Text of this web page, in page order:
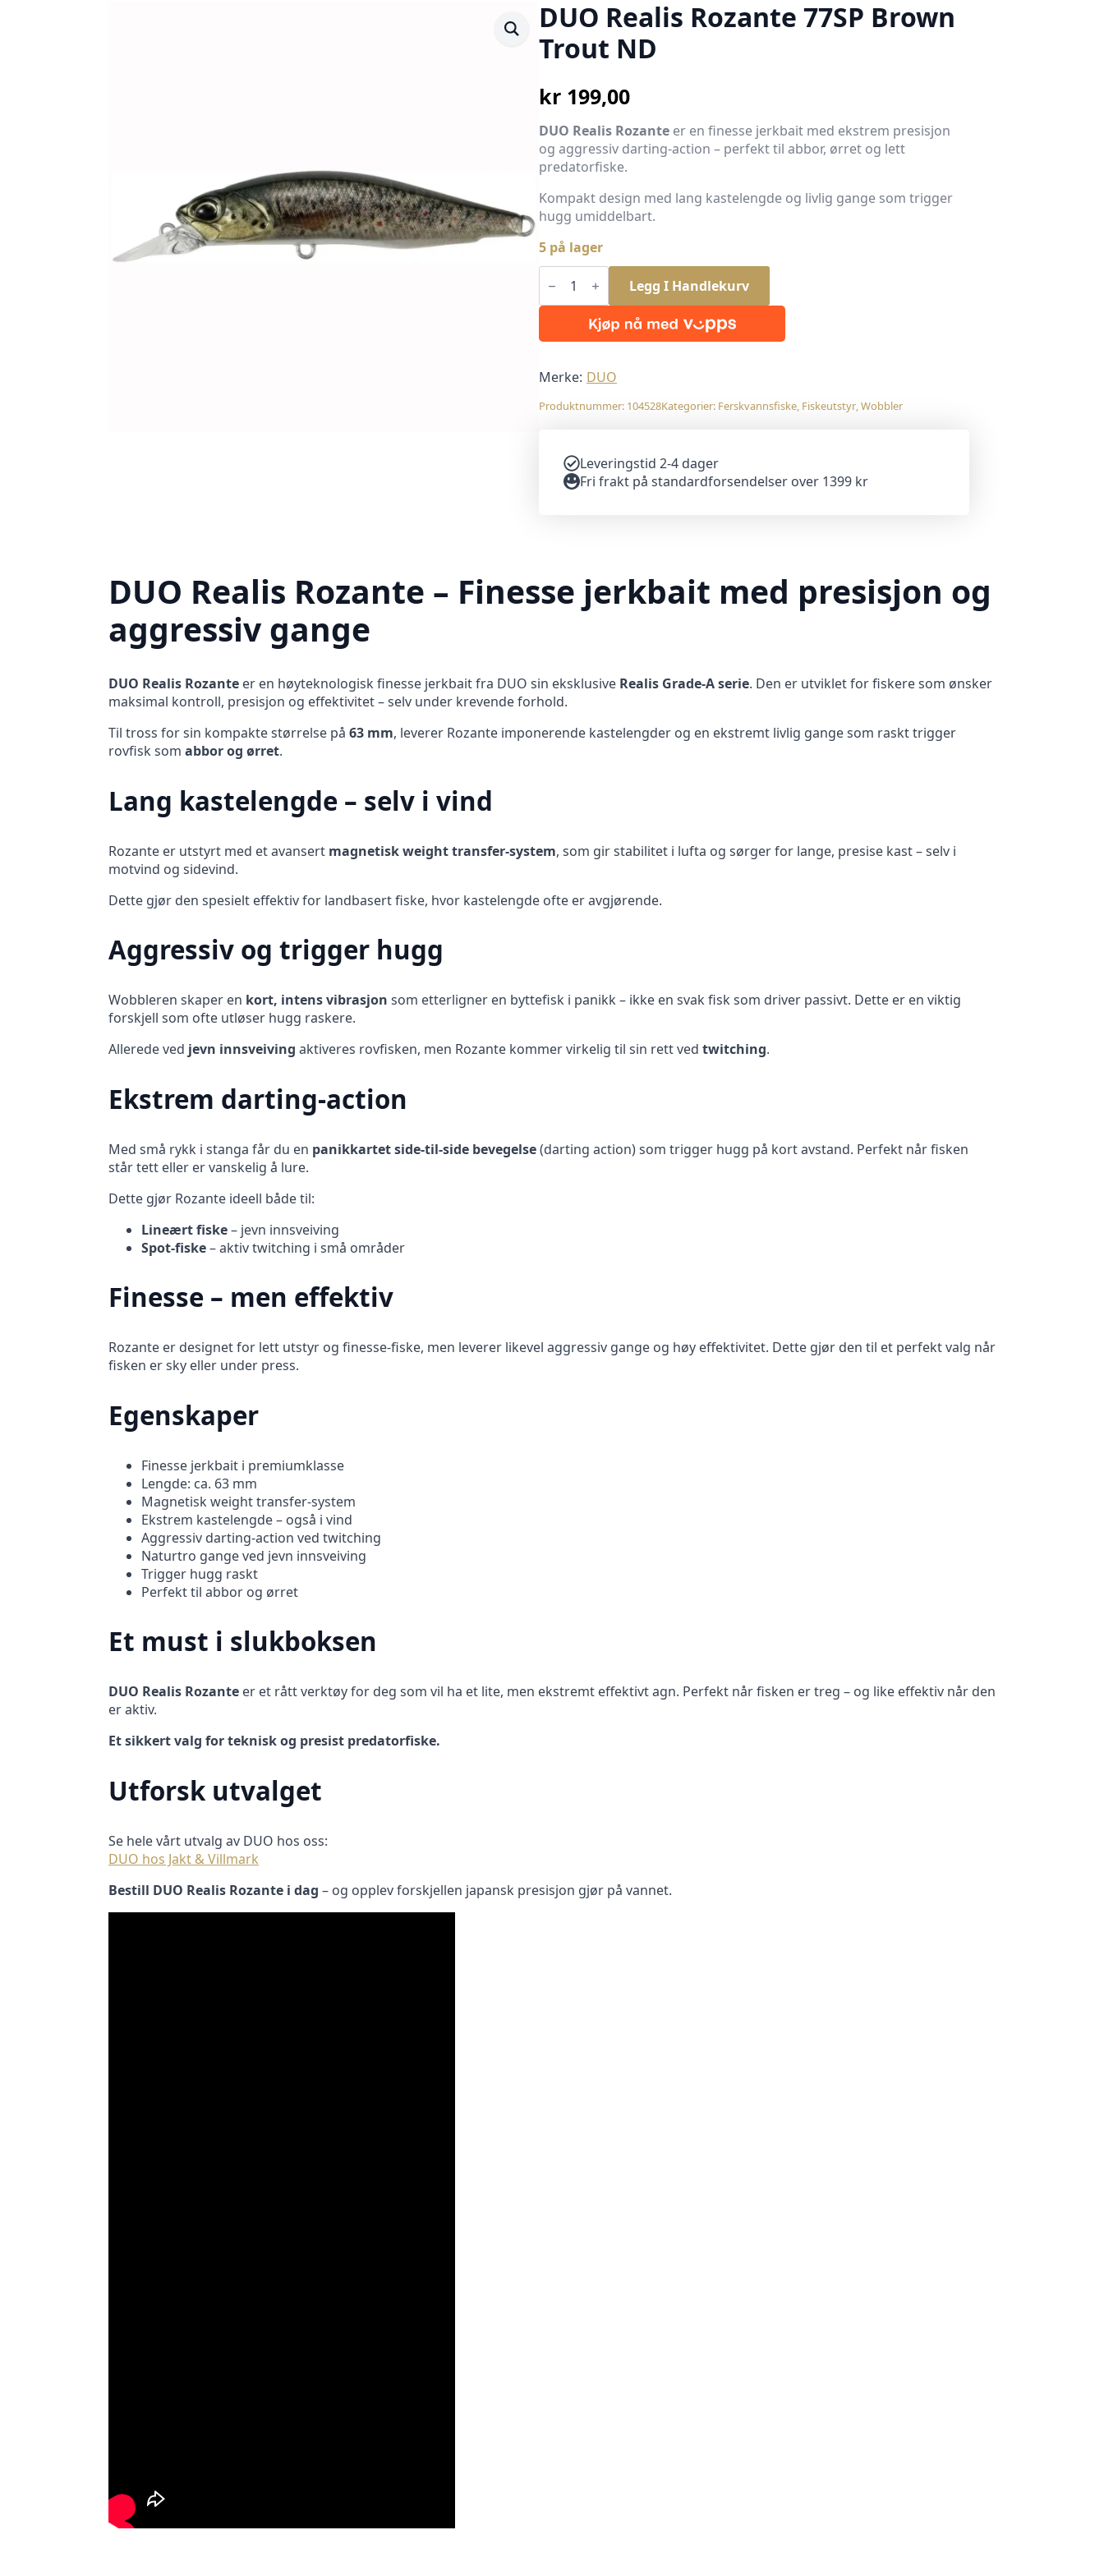
DUO Realis Rozante 77SP Brown
Trout ND
kr 199,00
DUO Realis Rozante er en finesse jerkbait med ekstrem presisjon
og aggressiv darting-action – perfekt til abbor, ørret og lett
predatorfiske.
Kompakt design med lang kastelengde og livlig gange som trigger
hugg umiddelbart.
5 på lager
DUO
Realis
77SP
Trout
Legg I Handlekurv
Merke: DUO
Produktnummer: 104528Kategorier: Ferskvannsfiske, Fiskeutstyr,Wobbler
Leveringstid 2-4 dager
Fri frakt på standardforsendelser over 1399 kr
DUO Realis Rozante – Finesse jerkbait med presisjon og
aggressiv gange
DUO Realis Rozante er en høyteknologisk finesse jerkbait fra DUO sin eksklusive Realis Grade-A serie. Den er utviklet for fiskere som ønsker
maksimal kontroll, presisjon og effektivitet – selv under krevende forhold.
Til tross for sin kompakte størrelse på 63 mm, leverer Rozante imponerende kastelengder og en ekstremt livlig gange som raskt trigger
rovfisk som abbor og ørret.
Lang kastelengde – selv i vind
Rozante er utstyrt med et avansert magnetisk weight transfer-system, som gir stabilitet i lufta og sørger for lange, presise kast – selv i
motvind og sidevind.
Dette gjør den spesielt effektiv for landbasert fiske, hvor kastelengde ofte er avgjørende.
Aggressiv og trigger hugg
Wobbleren skaper en kort, intens vibrasjon som etterligner en byttefisk i panikk – ikke en svak fisk som driver passivt. Dette er en viktig
forskjell som ofte utløser hugg raskere.
Allerede ved jevn innsveiving aktiveres rovfisken, men Rozante kommer virkelig til sin rett ved twitching.
Ekstrem darting-action
Med små rykk i stanga får du en panikkartet side-til-side bevegelse(darting action) som trigger hugg på kort avstand. Perfekt når fisken
står tett eller er vanskelig å lure.
Dette gjør Rozante ideell både til:
Lineært fiske– jevn innsveiving
Spot-fiske– aktiv twitching i små områder
Finesse – men effektiv
Rozante er designet for lett utstyr og finesse-fiske, men leverer likevel aggressiv gange og høy effektivitet. Dette gjør den til et perfekt valg når
fisken er sky eller under press.
Egenskaper
Finesse jerkbait i premiumklasse
Lengde: ca. 63 mm
Magnetisk weight transfer-system
Ekstrem kastelengde – også i vind
Aggressiv darting-action ved twitching
Naturtro gange ved jevn innsveiving
Trigger hugg raskt
Perfekt til abbor og ørret
Et must i slukboksen
DUO Realis Rozante er et rått verktøy for deg som vil ha et lite, men ekstremt effektivt agn. Perfekt når fisken er treg – og like effektiv når den
er aktiv.
Et sikkert valg for teknisk og presist predatorfiske.
Utforsk utvalget
Se hele vårt utvalg av DUO hos oss:
DUO hos Jakt & Villmark
Bestill DUO Realis Rozante i dag – og opplev forskjellen japansk presisjon gjør på vannet.